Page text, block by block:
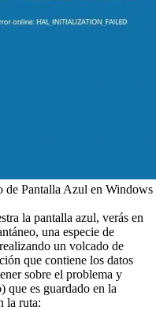
de Pantalla Azul en Windows
la pantalla azul, verás en
una especie de
un volcado de
que contiene los datos
sobre el problema y
que es guardado en la
la ruta: